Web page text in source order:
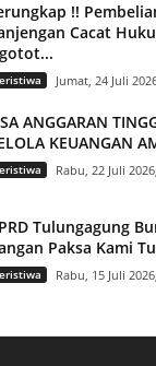
!!
Cacat
Jumat, 24 Juli
ANGGARAN
KEUANGAN
Rabu, 22 Juli
Tulungagung
Paksa Kami
Rabu, 15 Juli